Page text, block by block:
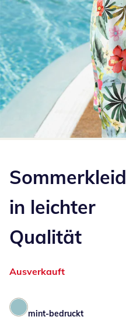
Sommerkleid
in leichter
Qualität
Ausverkauft
mint-bedruckt